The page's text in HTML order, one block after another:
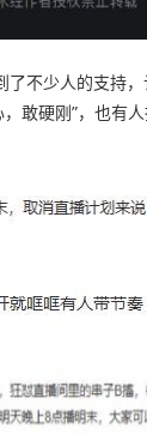
了不少人的支持
，敢硬刚”，也有